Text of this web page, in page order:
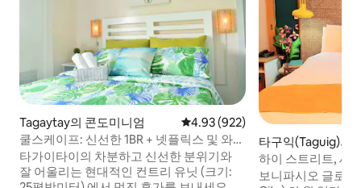
Tagaytay의 콘도미니엄 평점 4.93점(5점 만점), 후기 922
4.93 (922)
쿨스케이프: 신선한 1BR + 넷플릭스 및 와이
파이
타가이타이의 차분하고 신선한 분위기와
잘 어울리는 현대적인 컨트리 유닛 (크기:
타구익(Taguig)의
하이 스트리트, 세
1BR 업타운 BGC
보니파시오 글로